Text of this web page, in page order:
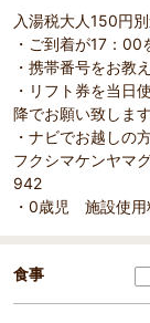
入湯税大人150円別
・ご到着が17：00
・携帯番号をお教
・リフト券を当日
降でお願い致します
・ナビでお越しの
フクシマケンヤマ
942
・0歳児 施設使
食事